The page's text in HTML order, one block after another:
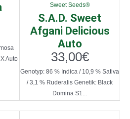
Auto
Sweet Seeds®
S.A.D. Sweet
Afgani Delicious
Auto
33,00€
Genotyp: 86 % Indica / 10,9 % Sativa
/ 3,1 % Ruderalis Genetik: Black
Domina S1...